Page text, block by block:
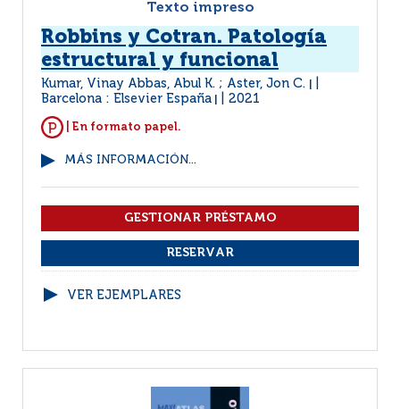
Texto impreso
Robbins y Cotran. Patología
estructural y funcional
Kumar, Vinay Abbas, Abul K. ; Aster, Jon C.
Barcelona : Elsevier España 2021
| En formato papel.
MÁS INFORMACIÓN...
VER EJEMPLARES